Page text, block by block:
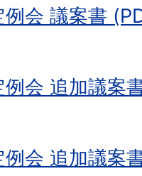
会 議案書
会 追加議案
会 追加議案